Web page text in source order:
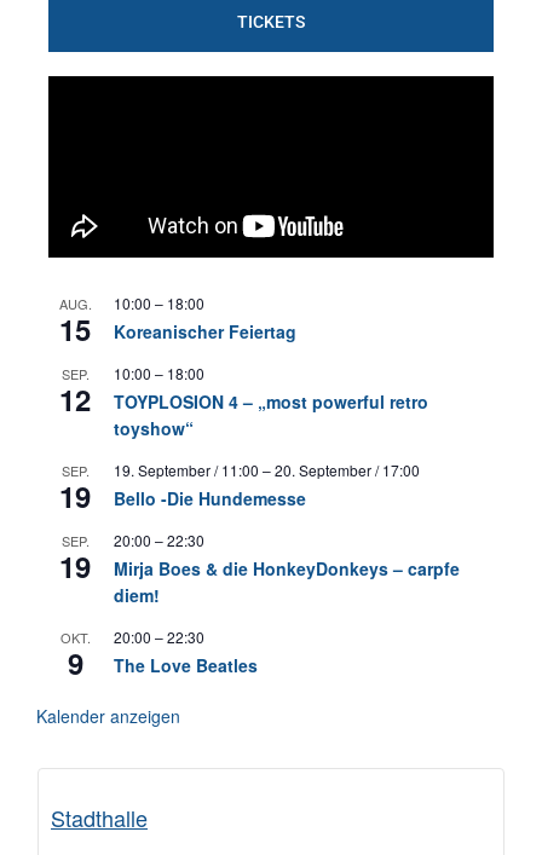
TICKETS
AUG.
15
10:00 – 18:00
Koreanischer Feiertag
SEP.
12
10:00 – 18:00
TOYPLOSION 4 – „most powerful retro
toyshow“
SEP.
19
19. September / 11:00 –20. September / 17:00
Bello -Die Hundemesse
SEP.
19
20:00 –22:30
Mirja Boes & die HonkeyDonkeys – carpfe
diem!
OKT.
9
20:00 –22:30
The Love Beatles
Kalender anzeigen
Stadthalle